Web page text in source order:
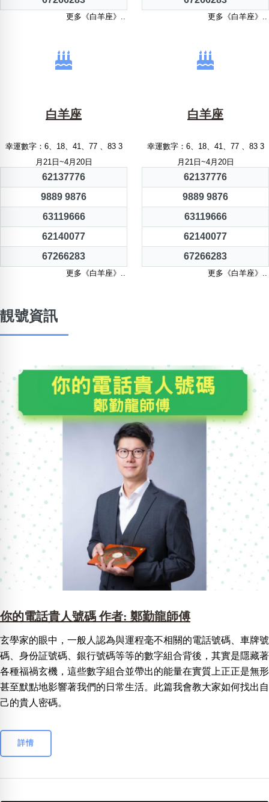
更多《白羊座》.. 更多《白羊座》..
白羊座
幸運數字：6、18、41、77 、83 3
月21日~4月20日
62137776
9889 9876
63119666
62140077
67266283
更多《白羊座》..
白羊座
幸運數字：6、18、41、77 、83 3
月21日~4月20日
62137776
9889 9876
63119666
62140077
67266283
更多《白羊座》..
靚號資訊
你的電話貴人號碼 作者: 鄭勤龍師傅
玄學家的眼中，一般人認為與運程毫不相關的電話號碼、車牌號
碼、身份証號碼、銀行號碼等等的數字組合背後，其實是隱藏著
各種福禍玄機，這些數字組合並帶出的能量在實質上正正是無形
甚至默點地影響著我們的日常生活。此篇我會教大家如何找出自
己的貴人密碼。
詳情